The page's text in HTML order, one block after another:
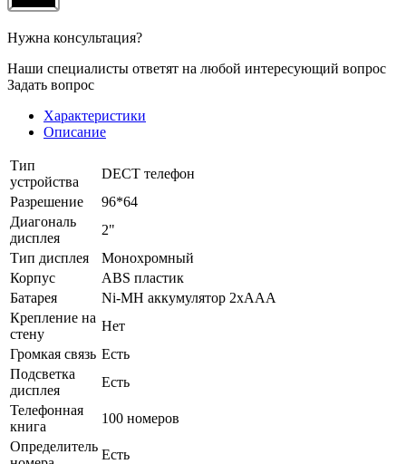
Нужна консультация?
Наши специалисты ответят на любой интересующий вопрос
Задать вопрос
Характеристики
Описание
Тип
устройства
DECT телефон
Разрешение
96*64
Диагональ
дисплея
2"
Тип дисплея
Монохромный
Корпус
ABS пластик
Батарея
Ni-MH аккумулятор 2xAAA
Крепление на
стену
Нет
Громкая связь Есть
Подсветка
дисплея
Есть
Телефонная
книга
100 номеров
Определитель
Есть